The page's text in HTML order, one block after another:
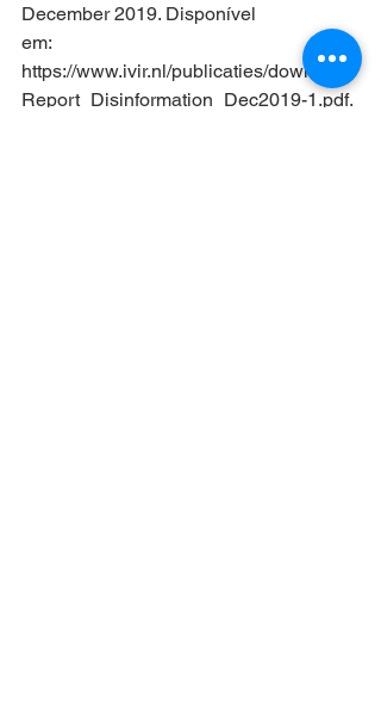
December 2019. Disponível
em:
https://www.ivir.nl/publicaties/download/
Report_Disinformation_Dec2019-1.pdf.